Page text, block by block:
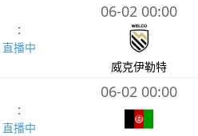
:
直播中
06-02 00:00
威克伊勒特
:
直播中
06-02 00:00